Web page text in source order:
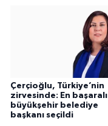
Çerçioğlu, Türkiye’nin
zirvesinde: En başaralı
büyükşehir belediye
başkanı seçildi